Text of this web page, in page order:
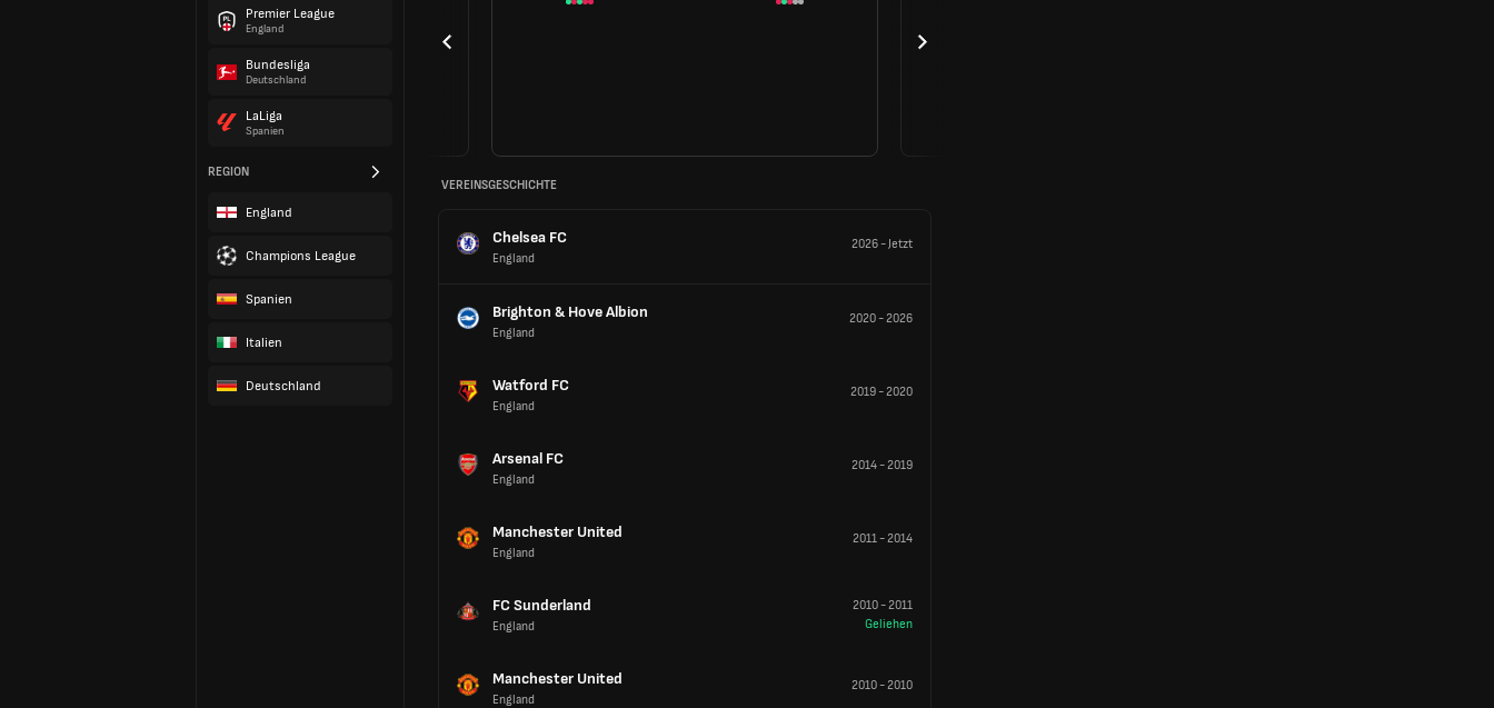
Premier League
England
Bundesliga
Deutschland
LaLiga
Spanien
REGION
England
Champions League
Spanien
Italien
Deutschland
VEREINSGESCHICHTE
Chelsea FC
England
2026-Jetzt
Brighton & Hove Albion
England
2020-2026
Watford FC
England
2019-2020
Arsenal FC
England
2014-2019
Manchester United
England
2011-2014
FC Sunderland
England
2010-2011
Geliehen
Manchester United
England
2010-2010